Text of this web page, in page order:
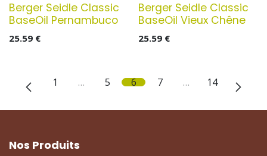
Berger Seidle Classic
BaseOil Pernambuco
25.59 €
Berger Seidle Classic
BaseOil Vieux Chêne
25.59€
1 … 5 6 7 … 14
Nos Produits